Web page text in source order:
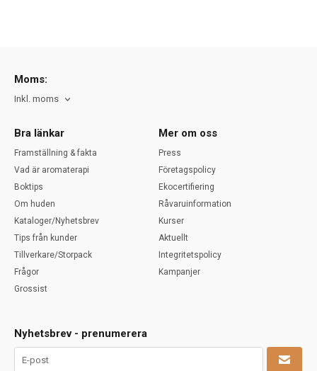
Moms:
Inkl. moms
Bra länkar
Framställning & fakta
Vad är aromaterapi
Boktips
Om huden
Kataloger/Nyhetsbrev
Tips från kunder
Tillverkare/Storpack
Frågor
Grossist
Mer om oss
Press
Företagspolicy
Ekocertifiering
Råvaruinformation
Kurser
Aktuellt
Integritetspolicy
Kampanjer
Nyhetsbrev - prenumerera